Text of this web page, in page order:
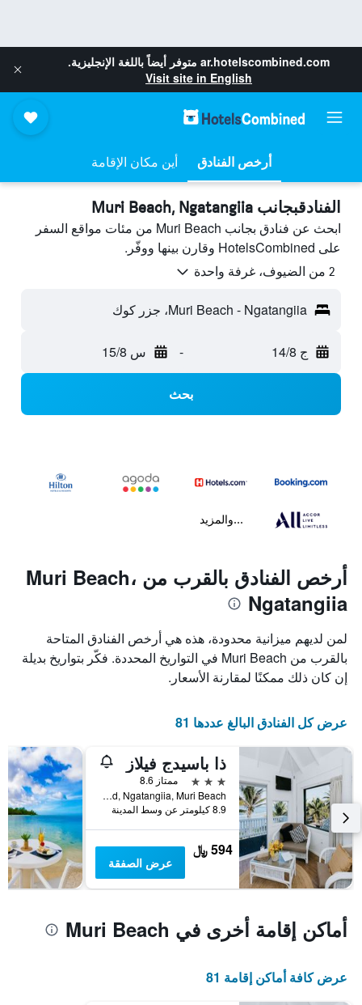
ar.hotelscombined.com متوفر أيضاً باللغة الإنجليزية.
Visit site in English
أرخص الفنادق أين مكان الإقامة
الفنادقبجانب Muri Beach, Ngatangiia
ابحث عن فنادق بجانب Muri Beach من مئات مواقع السفر
على HotelsCombined وقارن بينها ووفّر.
2 من الضيوف، غرفة واحدة
Muri Beach - Ngatangiia، جزر كوك
ج 14/8 - س 15/8
بحث
...والمزيد
أرخص الفنادق بالقرب من Muri Beach،
Ngatangiia
لمن لديهم ميزانية محدودة، هذه هي أرخص الفنادق المتاحة
بالقرب من Muri Beach في التواريخ المحددة. فكّر بتواريخ بديلة
إن كان ذلك ممكنًا لمقارنة الأسعار.
عرض كل الفنادق البالغ عددها 81
ذا باسيدج فيلاز
3 نجوم
ممتاز 8.6
Main Road, Ngatangiia, Muri Beach, راروتونغا, جزر كوك
8.9 كيلومتر عن وسط المدينة
594 ﷼
عرض الصفقة
أماكن إقامة أخرى في Muri Beach
عرض كافة أماكن إقامة 81